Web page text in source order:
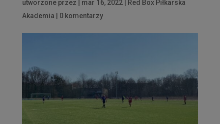
utworzone przez mar 16, 2022|
Red Box Piłkarska
Akademia
0 komentarzy